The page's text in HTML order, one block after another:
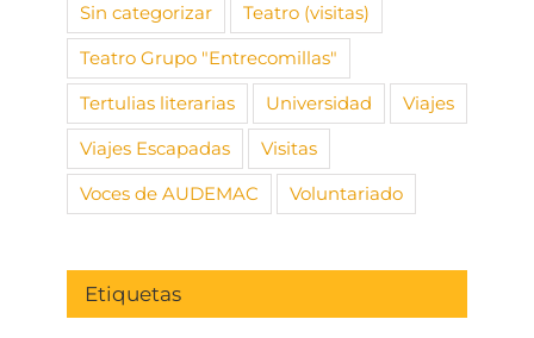
Sin categorizar
Teatro (visitas)
Teatro Grupo "Entrecomillas"
Tertulias literarias
Universidad
Viajes
Viajes Escapadas
Visitas
Voces de AUDEMAC
Voluntariado
Etiquetas